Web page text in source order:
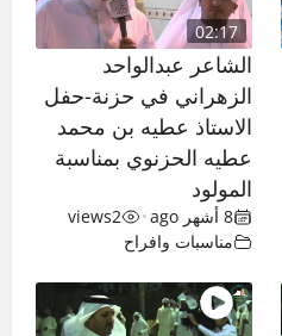
02:17
الشاعر عبدالواحد
الزهراني في حزنة-حفل
الاستاذ عطيه بن محمد
عطيه الحزنوي بمناسبة
المولود
8 أشهر ago •
2
views
مناسبات وافراح